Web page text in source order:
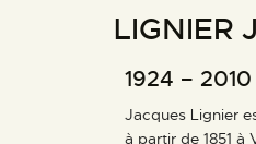
LES ARTISTES
GALERIES
LIGNIER
1924 – 2010
Jacques Lignier
à partir de 1851 à